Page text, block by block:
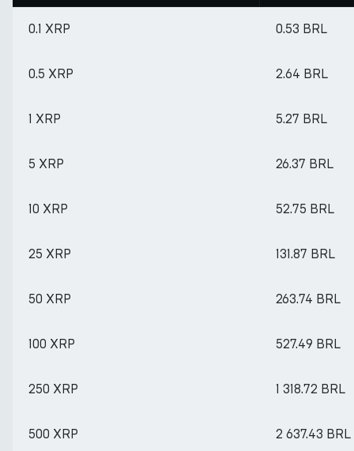
0.1 XRP 0.53 BRL
0.5 XRP 2.64 BRL
1 XRP 5.27 BRL
5 XRP 26.37 BRL
10 XRP 52.75 BRL
25 XRP 131.87 BRL
50 XRP 263.74 BRL
100 XRP 527.49 BRL
250 XRP 1 318.72 BRL
500 XRP 2 637.43 BRL